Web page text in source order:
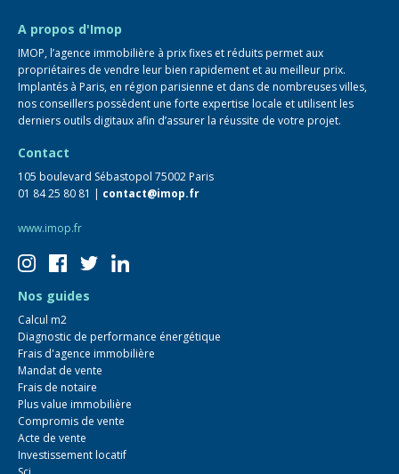
A propos d'Imop
IMOP, l’agence immobilière à prix fixes et réduits permet aux
propriétaires de vendre leur bien rapidement et au meilleur prix.
Implantés à Paris, en région parisienne et dans de nombreuses villes,
nos conseillers possèdent une forte expertise locale et utilisent les
derniers outils digitaux afin d’assurer la réussite de votre projet.
Contact
105 boulevard Sébastopol 75002 Paris
01 84 25 80 81 | contact@imop.fr
www.imop.fr
Nos guides
Calcul m2
Diagnostic de performance énergétique
Frais d'agence immobilière
Mandat de vente
Frais de notaire
Plus value immobilière
Compromis de vente
Acte de vente
Investissement locatif